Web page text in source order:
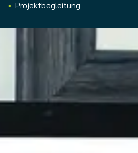
Projektbegleitung